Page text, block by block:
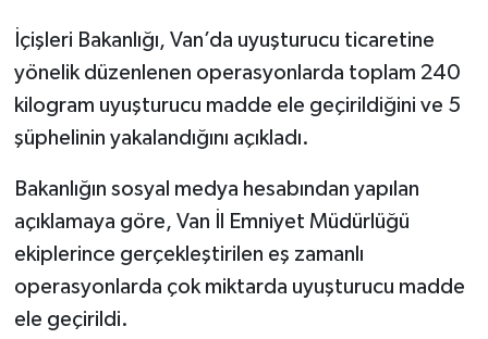
İçişleri Bakanlığı, Van’da uyuşturucu ticaretine
yönelik düzenlenen operasyonlarda toplam 240
kilogram uyuşturucu madde ele geçirildiğini ve 5
şüphelinin yakalandığını açıkladı.
Bakanlığın sosyal medya hesabından yapılan
açıklamaya göre, Van İl Emniyet Müdürlüğü
ekiplerince gerçekleştirilen eş zamanlı
operasyonlarda çok miktarda uyuşturucu madde
ele geçirildi.
Seri İlan
Siyaset
Sonsöz Özel
Vasıta